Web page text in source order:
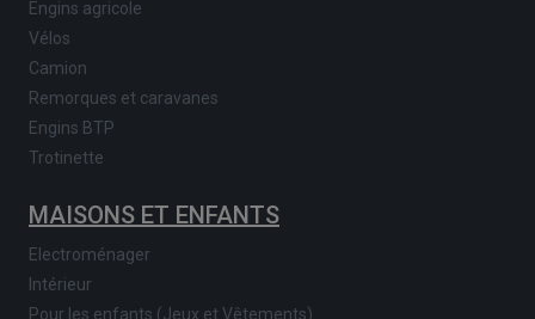
Engins agricole
Vélos
Camion
Remorques et caravanes
Engins BTP
Trotinette
MAISONS ET ENFANTS
Electroménager
Intérieur
Pour les enfants (Jeux et Vêtements)